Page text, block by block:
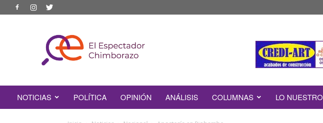
ESPECTADOR
CHIMBORAZO
NOTICIAS POLÍTICA OPINIÓN ANÁLISIS COLUMNAS LO NUESTRO